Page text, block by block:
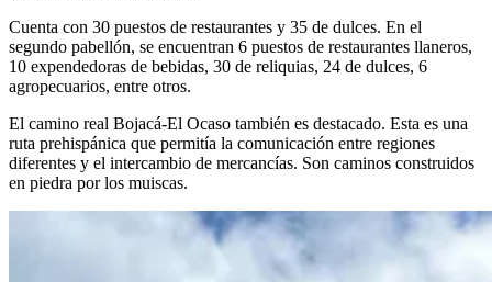
Cuenta con 30 puestos de restaurantes y 35 de dulces. En el
segundo pabellón, se encuentran 6 puestos de restaurantes llaneros,
10 expendedoras de bebidas, 30 de reliquias, 24 de dulces, 6
agropecuarios, entre otros.
El camino real Bojacá-El Ocaso también es destacado. Esta es una
ruta prehispánica que permitía la comunicación entre regiones
diferentes y el intercambio de mercancías. Son caminos construidos
en piedra por los muiscas.